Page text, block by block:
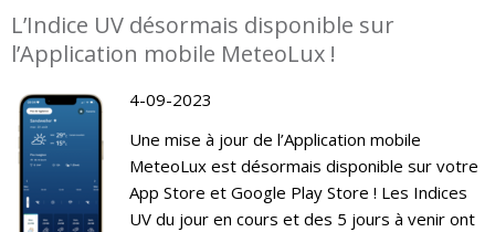
L’Indice UV désormais disponible sur
l’Application mobile MeteoLux !
4-09-2023
Une mise à jour de l’Application mobile
MeteoLux est désormais disponible sur votre
App Store et Google Play Store ! Les Indices
UV du jour en cours et des 5 jours à venir ont